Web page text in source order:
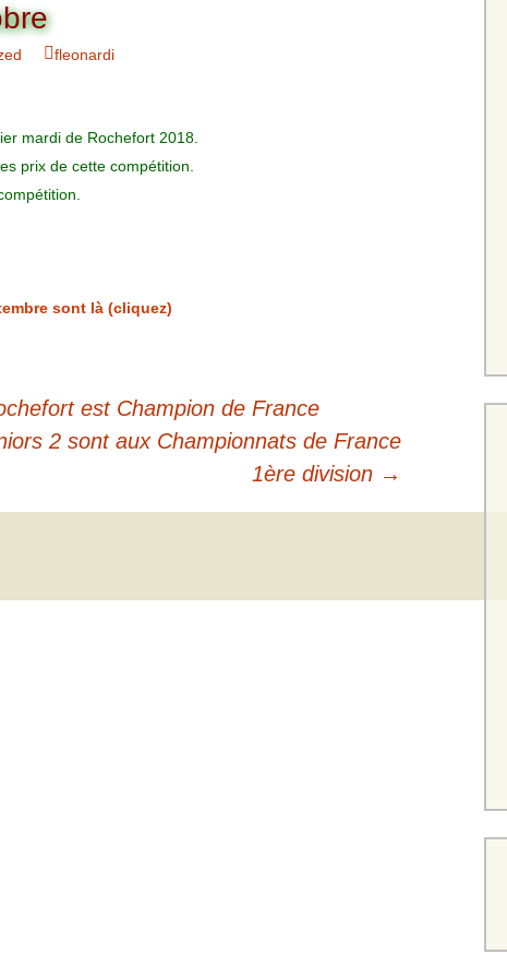
Charte pour les joueurs
des équipes
Championnat interclubs
Dames
Equipe Mid-Amateurs
Equipe Senior Dames
fleonardi
mardi de Rochefort 2018.
prix de cette compétition.
sont là (cliquez)
est Champion de France
2 sont aux Championnats de France
1ère division →